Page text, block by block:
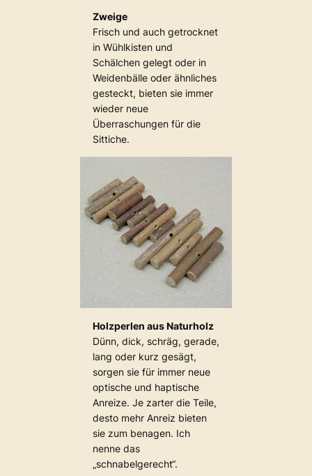
Zweige
Frisch und auch getrocknet
in Wühlkisten und
Schälchen gelegt oder in
Weidenbälle oder ähnliches
gesteckt, bieten sie immer
wieder neue
Überraschungen für die
Sittiche.
Holzperlen aus Naturholz
Dünn, dick, schräg, gerade,
lang oder kurz gesägt,
sorgen sie für immer neue
optische und haptische
Anreize. Je zarter die Teile,
desto mehr Anreiz bieten
sie zum benagen. Ich
nenne das
„schnabelgerecht“.